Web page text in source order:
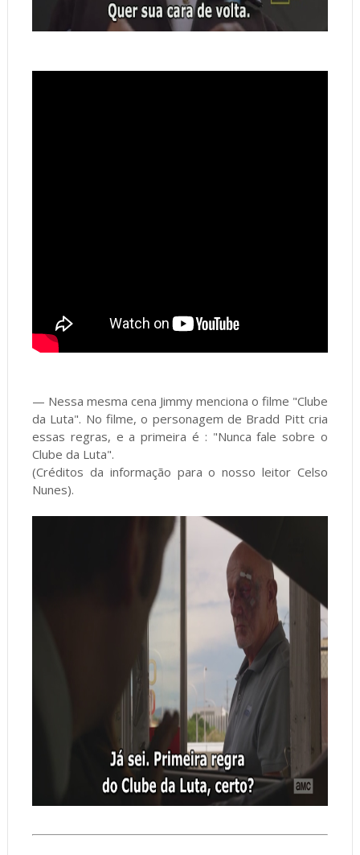
— Nessa mesma cena Jimmy menciona o filme "Clube
da Luta". No filme, o personagem de Bradd Pitt cria
essas regras, e a primeira é : "Nunca fale sobre o
Clube da Luta".
(Créditos da informação para o nosso leitor Celso
Nunes).